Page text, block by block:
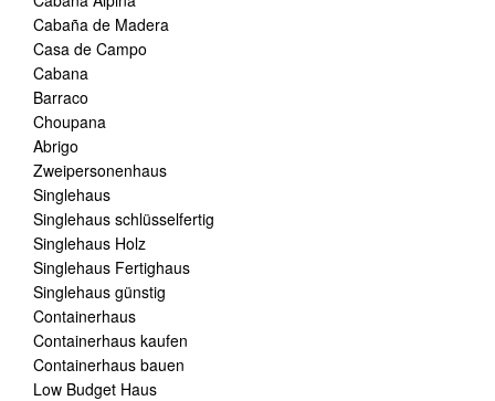
Cabaña de Madera
Casa de Campo
Cabana
Barraco
Choupana
Abrigo
Zweipersonenhaus
Singlehaus
Singlehaus schlüsselfertig
Singlehaus Holz
Singlehaus Fertighaus
Singlehaus günstig
Containerhaus
Containerhaus kaufen
Containerhaus bauen
Low Budget Haus